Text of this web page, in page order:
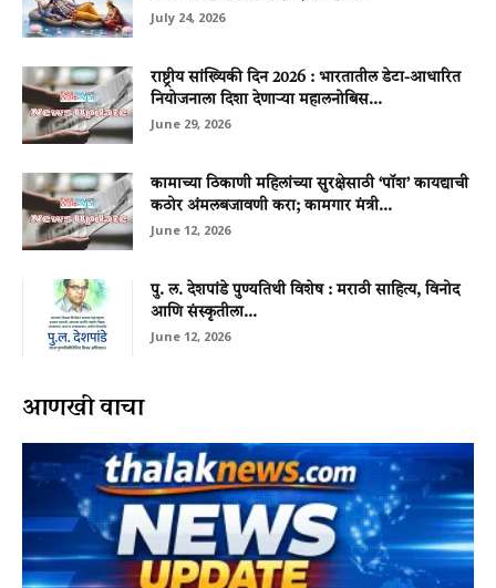
July 24, 2026
राष्ट्रीय सांख्यिकी दिन 2026 : भारतातील डेटा-आधारित
नियोजनाला दिशा देणाऱ्या महालनोबिस...
June 29, 2026
कामाच्या ठिकाणी महिलांच्या सुरक्षेसाठी ‘पॉश’ कायद्याची
कठोर अंमलबजावणी करा; कामगार मंत्री...
June 12, 2026
पु. ल. देशपांडे पुण्यतिथी विशेष : मराठी साहित्य, विनोद
आणि संस्कृतीला...
June 12, 2026
आणखी वाचा